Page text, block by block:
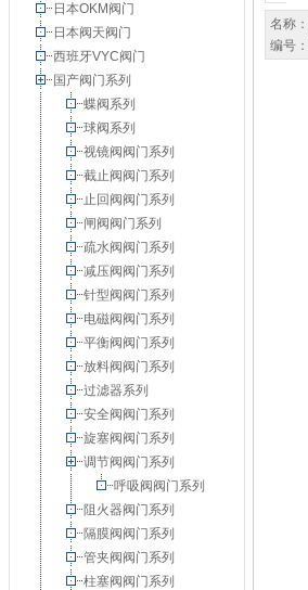
日本OKM阀门
日本阀天阀门
西班牙VYC阀门
国产阀门系列
蝶阀系列
球阀系列
视镜阀阀门系列
截止阀阀门系列
止回阀阀门系列
闸阀阀门系列
疏水阀阀门系列
减压阀阀门系列
针型阀阀门系列
电磁阀阀门系列
平衡阀阀门系列
放料阀阀门系列
过滤器系列
安全阀阀门系列
旋塞阀阀门系列
调节阀阀门系列
呼吸阀阀门系列
阻火器阀门系列
隔膜阀阀门系列
管夹阀阀门系列
柱塞阀阀门系列
名称：
编号：